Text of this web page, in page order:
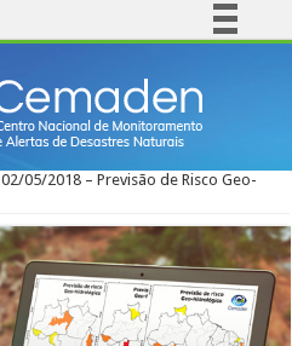
Comunica BR
Participe
Acesso à informação
Canais
02/05/2018 – Previsão de Risco Geo-